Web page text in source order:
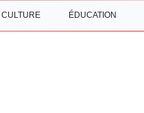
CULTURE ÉDUCATION